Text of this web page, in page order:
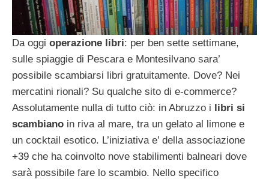
Da oggi operazione libri: per ben sette settimane,
sulle spiaggie di Pescara e Montesilvano sara’
possibile scambiarsi libri gratuitamente. Dove? Nei
mercatini rionali? Su qualche sito di e-commerce?
Assolutamente nulla di tutto ciò: in Abruzzo i libri si
scambiano in riva al mare, tra un gelato al limone e
un cocktail esotico. L’iniziativa e’ della associazione
+39 che ha coinvolto nove stabilimenti balneari dove
sarà possibile fare lo scambio. Nello specifico